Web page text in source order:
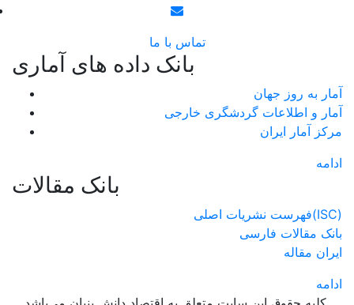
تماس با ما
بانک داده های آماری
آمار به روز جهان
آمار و اطلاعات گردشگری خارجی
مرکز آمار ایران
ادامه
بانک مقالات
فهرست نشریات اصلی(ISC)
بانک مقالات فارسی
ایران مقاله
ادامه